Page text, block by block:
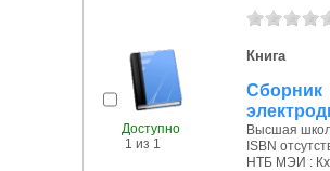
Доступно
1 из 1
Книга
Сборник
Высшая
ISBN
НТБ МЭИ : Кх